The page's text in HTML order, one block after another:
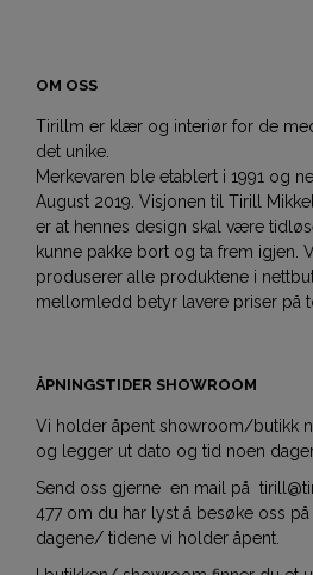
OM OSS
Tirillm er klær og interiør for de
det unike.
Merkevaren ble etablert i 1991 og
August 2019. Visjonen til Tirill
er at hennes design skal være
kunne pakke bort og ta frem igjen.
produserer alle produktene i
mellomledd betyr lavere priser på
ÅPNINGSTIDER SHOWROOM
Vi holder åpent showroom/butikk
og legger ut dato og tid noen
Send oss gjerne en mail på
477 om du har lyst å besøke oss
dagene/ tidene vi holder åpent.